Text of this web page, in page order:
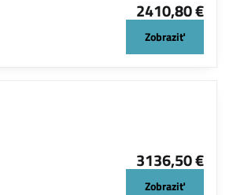
2410,80 €
Zobraziť
3136,50 €
Zobraziť